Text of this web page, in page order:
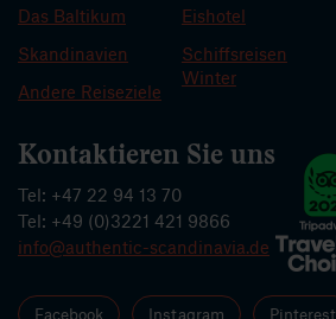
Kontaktieren Sie uns
Tel: +47 22 94 13 70
Tel: +49 (0)3221 421 9866
info@authentic-scandinavia.de
Facebook Instagram Pinterest
Das Baltikum
Skandinavien
Andere Reiseziele
Eishotel
Schiffsreisen
Winter